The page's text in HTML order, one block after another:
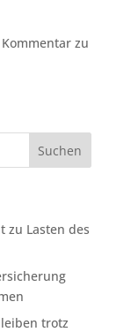
zu
zu Lasten des
trotz